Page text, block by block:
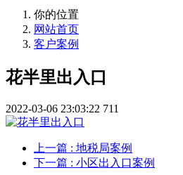
你的位置
网站首页
客户案例
花半里出入口
2022-03-06 23:03:22 711
上一篇 : 地税局案例
下一篇 : 小区出入口案例